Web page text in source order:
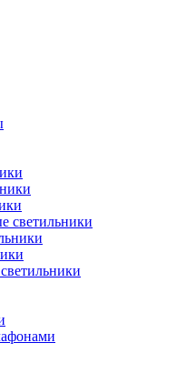
светильники